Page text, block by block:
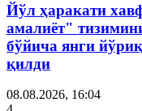
Йўл ҳаракати
амалиёт"
бўйича янги
қилди
08.08.2026, 16:04